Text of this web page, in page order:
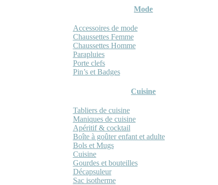
Mode
Accessoires de mode
Chaussettes Femme
Chaussettes Homme
Parapluies
Porte clefs
Pin’s et Badges
Cuisine
Tabliers de cuisine
Maniques de cuisine
Apéritif & cocktail
Boîte à goûter enfant et adulte
Bols et Mugs
Cuisine
Gourdes et bouteilles
Décapsuleur
Sac isotherme